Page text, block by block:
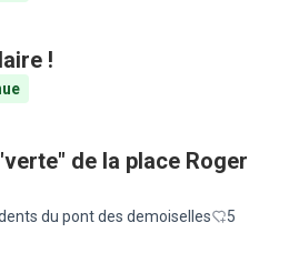
!
de la place Roger
du pont des demoiselles
5